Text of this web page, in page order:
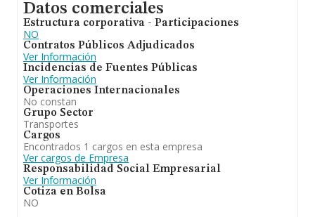
Datos comerciales
Estructura corporativa - Participaciones
NO
Contratos Públicos Adjudicados
Ver Información
Incidencias de Fuentes Públicas
Ver Información
Operaciones Internacionales
No constan
Grupo Sector
Transportes
Cargos
Encontrados 1 cargos en esta empresa
Ver cargos de Empresa
Responsabilidad Social Empresarial
Ver Información
Cotiza en Bolsa
NO